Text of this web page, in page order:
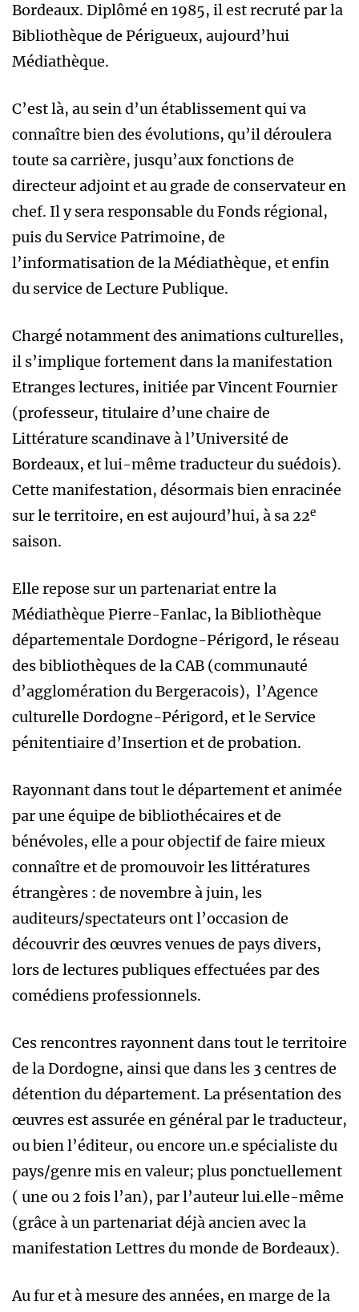
Bordeaux. Diplômé en 1985, il est recruté par la
Bibliothèque de Périgueux, aujourd’hui
Médiathèque.
C’est là, au sein d’un établissement qui va
connaître bien des évolutions, qu’il déroulera
toute sa carrière, jusqu’aux fonctions de
directeur adjoint et au grade de conservateur en
chef. Il y sera responsable du Fonds régional,
puis du Service Patrimoine, de
l’informatisation de la Médiathèque, et enfin
du service de Lecture Publique.
Chargé notamment des animations culturelles,
il s’implique fortement dans la manifestation
Etranges lectures, initiée par Vincent Fournier
(professeur, titulaire d’une chaire de
Littérature scandinave à l’Université de
Bordeaux, et lui-même traducteur du suédois).
Cette manifestation, désormais bien enracinée
sur le territoire, en est aujourd’hui, à sa 22e
saison.
Elle repose sur un partenariat entre la
Médiathèque Pierre-Fanlac, la Bibliothèque
départementale Dordogne-Périgord, le réseau
des bibliothèques de la CAB (communauté
d’agglomération du Bergeracois), l’Agence
culturelle Dordogne-Périgord, et le Service
pénitentiaire d’Insertion et de probation.
Rayonnant dans tout le département et animée
par une équipe de bibliothécaires et de
bénévoles, elle a pour objectif de faire mieux
connaître et de promouvoir les littératures
étrangères : de novembre à juin, les
auditeurs/spectateurs ont l’occasion de
découvrir des œuvres venues de pays divers,
lors de lectures publiques effectuées par des
comédiens professionnels.
Ces rencontres rayonnent dans tout le territoire
de la Dordogne, ainsi que dans les 3 centres de
détention du département. La présentation des
œuvres est assurée en général par le traducteur,
ou bien l’éditeur, ou encore un.e spécialiste du
pays/genre mis en valeur; plus ponctuellement
( une ou 2 fois l’an), par l’auteur lui.elle-même
(grâce à un partenariat déjà ancien avec la
manifestation Lettres du monde de Bordeaux).
Au fur et à mesure des années, en marge de la